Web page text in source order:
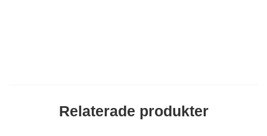
Relaterade produkter